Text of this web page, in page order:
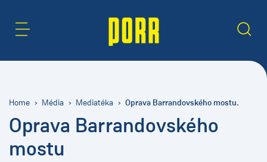
Home Média Mediatéka Oprava Barrandovského mostu.
Oprava Barrandovského
mostu